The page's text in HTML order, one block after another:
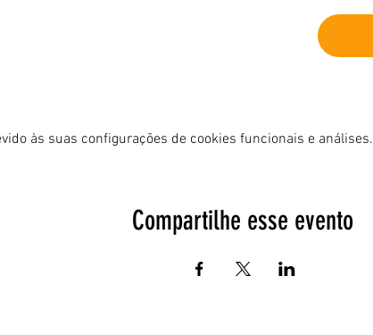
às suas configurações de cookies funcionais e análises.
Compartilhe esse evento